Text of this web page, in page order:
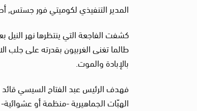
المدير التنفيذي لكوميتي فور جستس,
كشفت الفاجعة التي ينتظرها نهر النيل
طالما تغنى الغربيون بقدرته على جلب
بالإبادة والموت.
الهبّات الجماهيرية -منظمة أو